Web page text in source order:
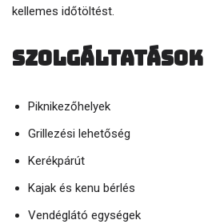
kellemes időtöltést.
szolgáltatások
Piknikezőhelyek
Grillezési lehetőség
Kerékpárút
Kajak és kenu bérlés
Vendéglátó egységek